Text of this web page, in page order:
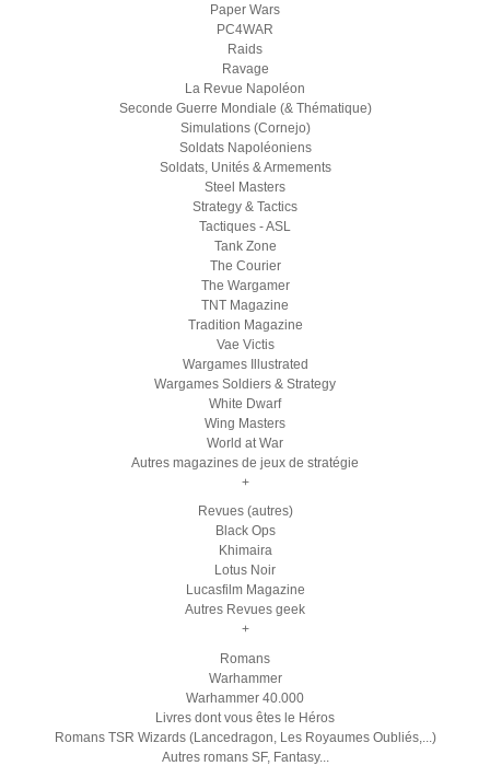
Paper Wars
PC4WAR
Raids
Ravage
La Revue Napoléon
Seconde Guerre Mondiale (& Thématique)
Simulations (Cornejo)
Soldats Napoléoniens
Soldats, Unités & Armements
Steel Masters
Strategy & Tactics
Tactiques - ASL
Tank Zone
The Courier
The Wargamer
TNT Magazine
Tradition Magazine
Vae Victis
Wargames Illustrated
Wargames Soldiers & Strategy
White Dwarf
Wing Masters
World at War
Autres magazines de jeux de stratégie
+
Revues (autres)
Black Ops
Khimaira
Lotus Noir
Lucasfilm Magazine
Autres Revues geek
+
Romans
Warhammer
Warhammer 40.000
Livres dont vous êtes le Héros
Romans TSR Wizards (Lancedragon, Les Royaumes Oubliés,...)
Autres romans SF, Fantasy...